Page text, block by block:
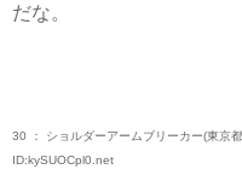
だな。
30 ： ショルダーアームブリーカー(東京
ID:kySUOCpl0.net